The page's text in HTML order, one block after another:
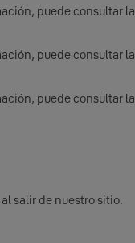
puede consultar la
puede consultar la
puede consultar la
salir de nuestro sitio.